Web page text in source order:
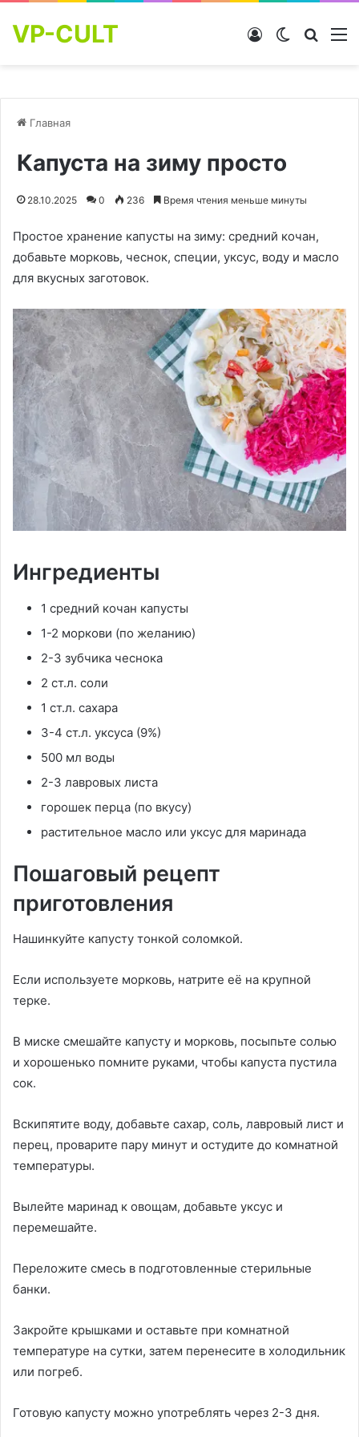
VP-CULT Switch skin
Войти
Главная
Капуста на зиму просто
28.10.2025 0 236 Время чтения меньше минуты
Простое хранение капусты на зиму: средний кочан,
добавьте морковь, чеснок, специи, уксус, воду и масло
для вкусных заготовок.
Ингредиенты
1 средний кочан капусты
1-2 моркови (по желанию)
2-3 зубчика чеснока
2 ст.л. соли
1 ст.л. сахара
3-4 ст.л. уксуса (9%)
500 мл воды
2-3 лавровых листа
горошек перца (по вкусу)
растительное масло или уксус для маринада
Пошаговый рецепт
приготовления
Нашинкуйте капусту тонкой соломкой.
Если используете морковь, натрите её на крупной
терке.
В миске смешайте капусту и морковь, посыпьте солью
и хорошенько помните руками, чтобы капуста пустила
сок.
Вскипятите воду, добавьте сахар, соль, лавровый лист и
перец, проварите пару минут и остудите до комнатной
температуры.
Вылейте маринад к овощам, добавьте уксус и
перемешайте.
Переложите смесь в подготовленные стерильные
банки.
Закройте крышками и оставьте при комнатной
температуре на сутки, затем перенесите в холодильник
или погреб.
Готовую капусту можно употреблять через 2-3 дня.